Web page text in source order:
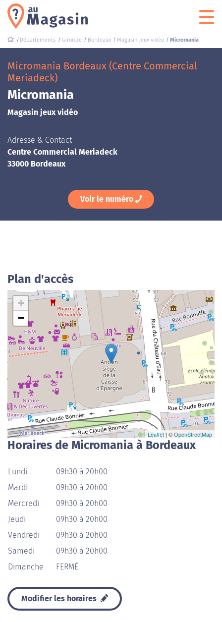
Départements Gironde Bordeaux Magasin jeux vidéo Micromania
Micromania Bordeaux (Centre Commercial
Meriadeck)
Micromania
Magasin jeux vidéo
Adresse & Contact
Centre Commercial Meriadeck
33000 Bordeaux
Voir le numéro
Plan d'accès
+
−
Leaflet| ©OpenStreetMap
Horaires de Micromania à Bordeaux
Lundi
09h30 à 20h00
Mardi
09h30 à 20h00
Mercredi
09h30 à 20h00
Jeudi
09h30 à 20h00
Vendredi
09h30 à 20h00
Samedi
09h30 à 20h00
Dimanche
FERMÉ
Modifier les horaires